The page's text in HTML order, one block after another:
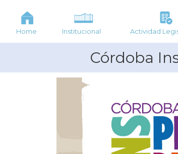
Home Institucional Actividad
Córdoba